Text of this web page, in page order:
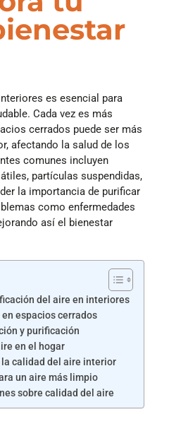
es esencial para
Cada vez es más
cerrados puede ser más
afectando la salud de los
comunes incluyen
partículas suspendidas,
la importancia de purificar
como enfermedades
así el bienestar
del aire en interiores
espacios cerrados
y purificación
en el hogar
calidad del aire interior
un aire más limpio
sobre calidad del aire